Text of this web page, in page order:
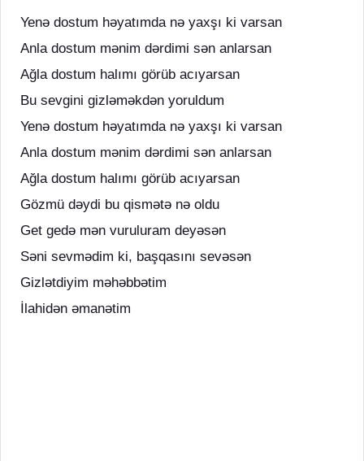
Yenə dostum həyatımda nə yaxşı ki varsan
Anla dostum mənim dərdimi sən anlarsan
Ağla dostum halımı görüb acıyarsan
Bu sevgini gizləməkdən yoruldum
Yenə dostum həyatımda nə yaxşı ki varsan
Anla dostum mənim dərdimi sən anlarsan
Ağla dostum halımı görüb acıyarsan
Gözmü dəydi bu qismətə nə oldu
Get gedə mən vuruluram deyəsən
Səni sevmədim ki, başqasını sevəsən
Gizlətdiyim məhəbbətim
İlahidən əmanətim